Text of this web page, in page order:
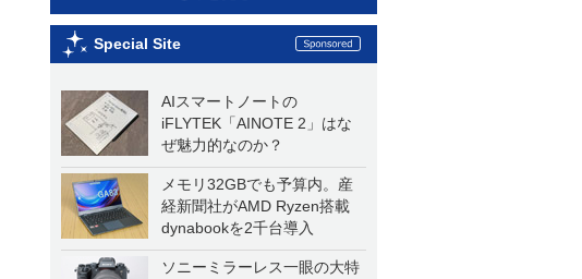
Special Site
AIスマートノートの
iFLYTEK「AINOTE 2」はな
ぜ魅力的なのか？
メモリ32GBでも予算内。産
経新聞社がAMD Ryzen搭載
dynabookを2千台導入
ソニーミラーレス一眼の大特